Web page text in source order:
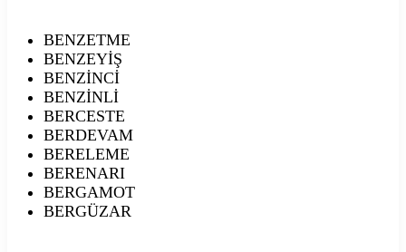
BENZETME
BENZEYİŞ
BENZİNCİ
BENZİNLİ
BERCESTE
BERDEVAM
BERELEME
BERENARI
BERGAMOT
BERGÜZAR